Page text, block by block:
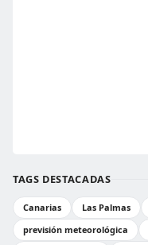
TAGS DESTACADAS
Canarias Las Palmas
previsión meteorológica